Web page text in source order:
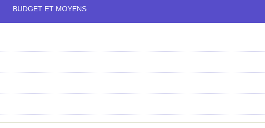
BUDGET ET MOYENS